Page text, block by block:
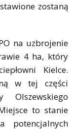
zostaną
na uzbrojenie
4 ha, który
Kielce.
w tej części
to stanie
potencjalnych